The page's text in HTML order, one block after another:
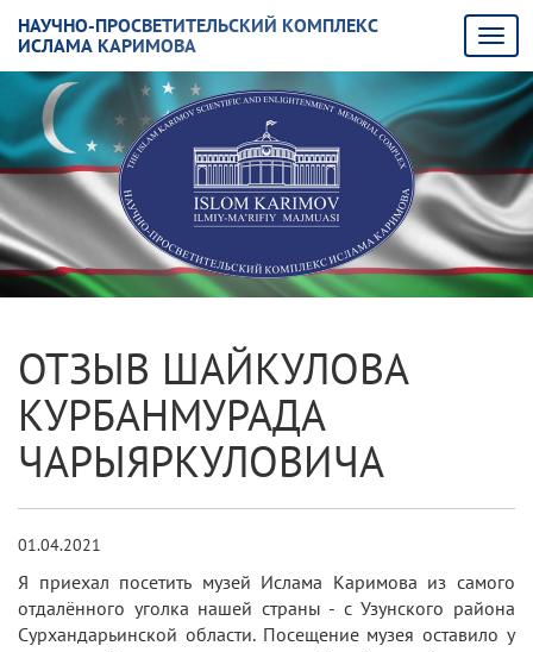
НАУЧНО-ПРОСВЕТИТЕЛЬСКИЙ КОМПЛЕКС
ИСЛАМА КАРИМОВА
ОТЗЫВ ШАЙКУЛОВА
КУРБАНМУРАДА
ЧАРЫЯРКУЛОВИЧА
01.04.2021
Я приехал посетить музей Ислама Каримова из самого
отдалённого уголка нашей страны - с Узунского района
Сурхандарьинской области. Посещение музея оставило у